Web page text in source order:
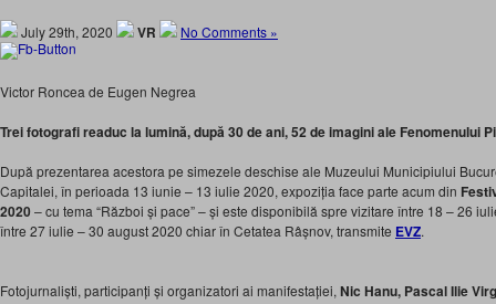
July 29th, 2020 VR No Comments »
Victor Roncea de Eugen Negrea
Trei fotografi readuc la lumină, după 30 de ani, 52 de imagini ale Fenomenului
După prezentarea acestora pe simezele deschise ale Muzeului Municipiului
Capitalei, în perioada 13 iunie – 13 iulie 2020, expoziția face parte acum din
2020– cu tema “Război și pace” – și este disponibilă spre vizitare între 18 – 26
între 27 iulie – 30 august 2020 chiar în Cetatea Râșnov, transmite EVZ.
Fotojurnaliști, participanți și organizatori ai manifestației, Nic Hanu, Pascal Ilie